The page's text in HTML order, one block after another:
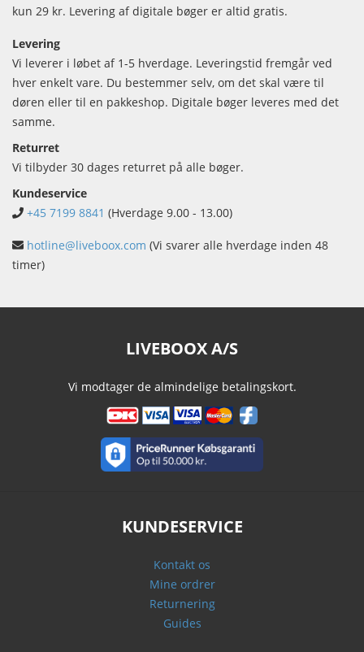
kun 29 kr. Levering af digitale bøger er altid gratis.
Levering
Vi leverer i løbet af 1-5 hverdage. Leveringstid fremgår ved
hver enkelt vare. Du bestemmer selv, om det skal være til
døren eller til en pakkeshop. Digitale bøger leveres med det
samme.
Returret
Vi tilbyder 30 dages returret på alle bøger.
Kundeservice
+45 7199 8841 (Hverdage 9.00 - 13.00)
hotline@liveboox.com (Vi svarer alle hverdage inden 48
timer)
LIVEBOOX A/S
Vi modtager de almindelige betalingskort.
KUNDESERVICE
Kontakt os
Mine ordrer
Returnering
Guides